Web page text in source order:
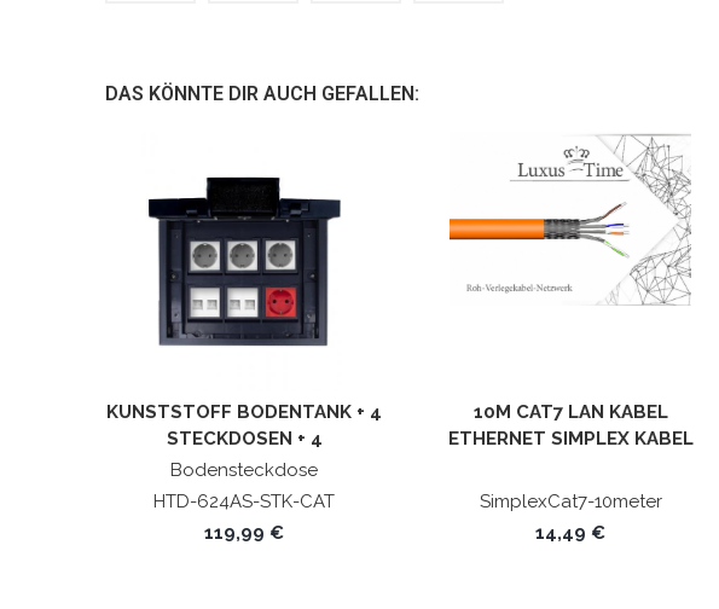
DAS KÖNNTE DIR AUCH GEFALLEN:
KUNSTSTOFF BODENTANK + 4
STECKDOSEN + 4
NETZWERKDOSEN
Bodensteckdose
HTD-624AS-STK-CAT
119,99 €
10M CAT7 LAN KABEL
ETHERNET SIMPLEX KABEL
SimplexCat7-10meter
14,49 €